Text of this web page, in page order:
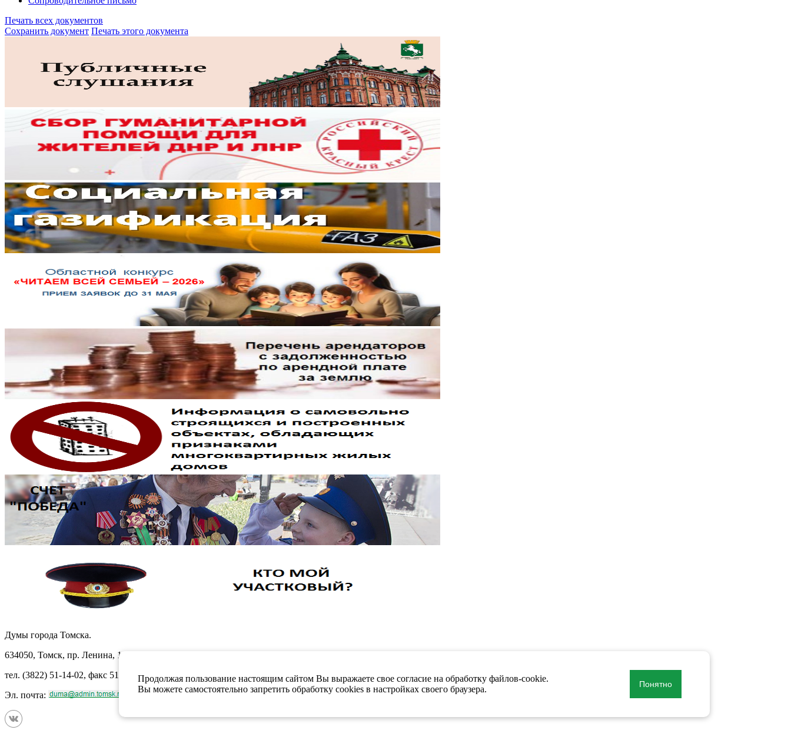
Печать всех документов
Сохранить документ Печать этого документа
Думы города Томска.
634050, Томск, пр. Ленина, 105
тел. (3822) 51-14-02, факс 51-10-71
Эл. почта:
Продолжая пользование настоящим сайтом Вы выражаете свое согласие на обработку файлов-cookie.
Вы можете самостоятельно запретить обработку cookies в настройках своего браузера.
Понятно